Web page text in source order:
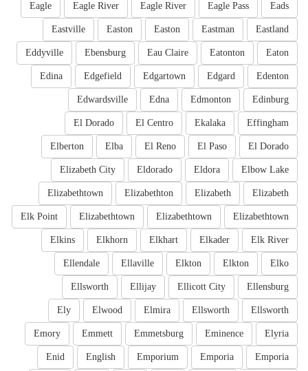
Eads
Eagle Pass
Eagle River
Eagle River
Eagle
Eastland
Eastman
Easton
Easton
Eastville
Eaton
Eatonton
Eau Claire
Ebensburg
Eddyville
Edenton
Edgard
Edgartown
Edgefield
Edina
Edinburg
Edmonton
Edna
Edwardsville
Effingham
Ekalaka
El Centro
El Dorado
El Dorado
El Paso
El Reno
Elba
Elberton
Elbow Lake
Eldora
Eldorado
Elizabeth City
Elizabeth
Elizabeth
Elizabethton
Elizabethtown
Elizabethtown
Elizabethtown
Elizabethtown
Elk Point
Elk River
Elkader
Elkhart
Elkhorn
Elkins
Elko
Elkton
Elkton
Ellaville
Ellendale
Ellensburg
Ellicott City
Ellijay
Ellsworth
Ellsworth
Ellsworth
Elmira
Elwood
Ely
Elyria
Eminence
Emmetsburg
Emmett
Emory
Emporia
Emporia
Emporium
English
Enid